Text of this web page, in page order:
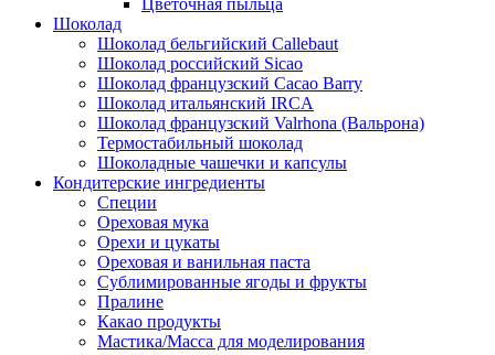
Цветочная пыльца
Шоколад
Шоколад бельгийский Callebaut
Шоколад российский Sicao
Шоколад французский Cacao Barry
Шоколад итальянский IRCA
Шоколад французский Valrhona (Вальрона)
Термостабильный шоколад
Шоколадные чашечки и капсулы
Кондитерские ингредиенты
Специи
Ореховая мука
Орехи и цукаты
Ореховая и ванильная паста
Сублимированные ягоды и фрукты
Пралине
Какао продукты
Мастика/Масса для моделирования